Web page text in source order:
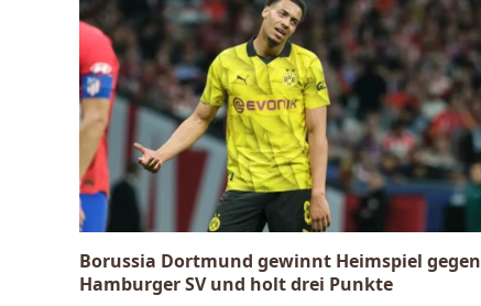
Borussia Dortmund gewinnt Heimspiel gegen
Hamburger SV und holt drei Punkte